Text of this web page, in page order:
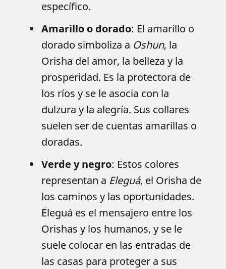
específico.
Amarillo o dorado: El amarillo o
dorado simboliza a Oshun, la
Orisha del amor, la belleza y la
prosperidad. Es la protectora de
los ríos y se le asocia con la
dulzura y la alegría. Sus collares
suelen ser de cuentas amarillas o
doradas.
Verde y negro: Estos colores
representan a Eleguá, el Orisha de
los caminos y las oportunidades.
Eleguá es el mensajero entre los
Orishas y los humanos, y se le
suele colocar en las entradas de
las casas para proteger a sus